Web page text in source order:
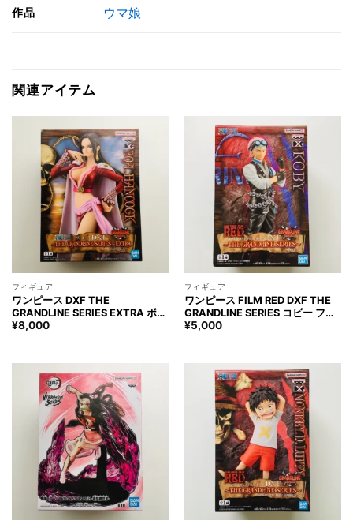
作品 ウマ娘
関連アイテム
フィギュア
ワンピース DXF THE
GRANDLINE SERIES EXTRA ボ
ア・ハンコック フィギュア ONE
¥8,000
フィギュア
ワンピース FILM RED DXF THE
GRANDLINE SERIES コビー フィ
ギュア ONE PIECE KOBY Figure
¥5,000